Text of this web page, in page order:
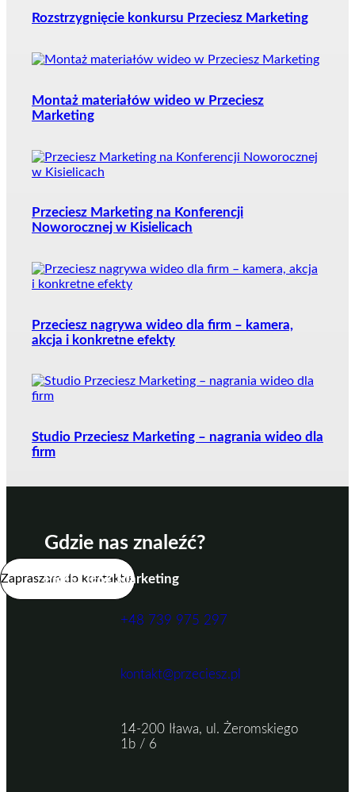
Rozstrzygnięcie konkursu Przeciesz Marketing
Montaż materiałów wideo w Przeciesz
Marketing
Przeciesz Marketing na Konferencji
Noworocznej w Kisielicach
Przeciesz nagrywa wideo dla firm – kamera,
akcja i konkretne efekty
Studio Przeciesz Marketing – nagrania wideo dla
firm
Gdzie nas znaleźć?
PRZECIESZ Marketing
+48 739 975 297
kontakt@przeciesz.pl
14-200 Iława, ul. Żeromskiego
1b / 6
Zapraszam do kontaktu.